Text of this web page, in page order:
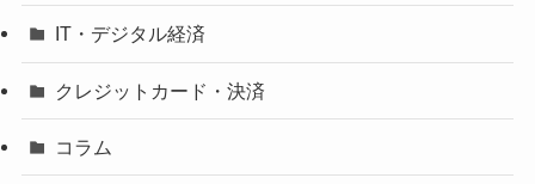
IT・デジタル経済
クレジットカード・決済
コラム